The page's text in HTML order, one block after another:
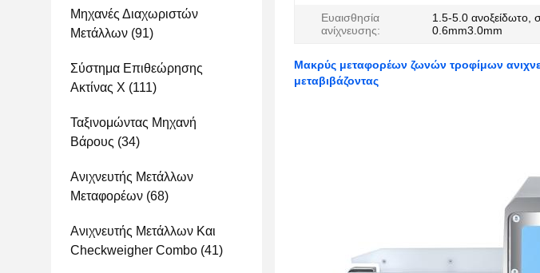
Μηχανές Διαχωριστών
Μετάλλων (91)
Σύστημα Επιθεώρησης
Ακτίνας X (111)
Ταξινομώντας Μηχανή
Βάρους (34)
Ανιχνευτής Μετάλλων
Μεταφορέων (68)
Ανιχνευτής Μετάλλων Και
Checkweigher Combo (41)
Ευαισθησία
ανίχνευσης:
1.5-5.0 ανοξείδωτο,
0.6mm3.0mm
Μακρύς μεταφορέων ζωνών τροφίμων
μεταβιβάζοντας